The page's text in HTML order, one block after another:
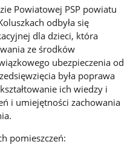
Powiatowej PSP powiatu
odbyła się
dla dzieci, która
ze środków
ubezpieczenia od
była poprawa
ich wiedzy i
i umiejętności zachowania
pomieszczeń: